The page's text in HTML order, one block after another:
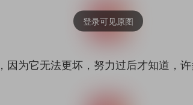
为它无法更坏，努力过后才知道，许